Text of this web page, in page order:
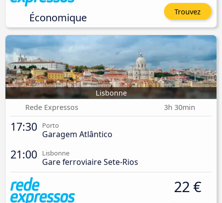
Économique Trouvez
Lisbonne
Rede Expressos
3h 30min
17:30 Porto
Garagem Atlântico
21:00 Lisbonne
Gare ferroviaire Sete-Rios
22 €